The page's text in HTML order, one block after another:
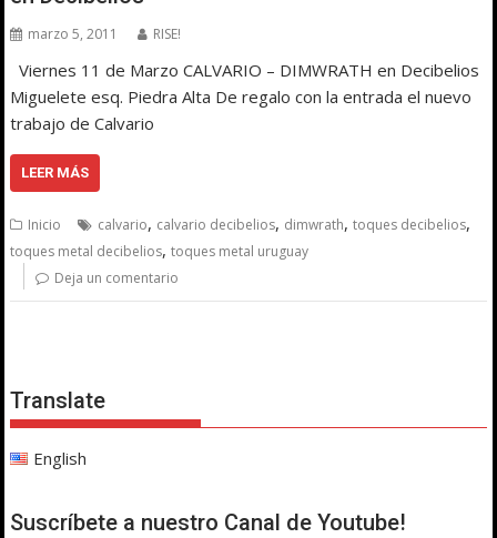
marzo 5, 2011 RISE!
Viernes 11 de Marzo CALVARIO – DIMWRATH en Decibelios
Miguelete esq. Piedra Alta De regalo con la entrada el nuevo
trabajo de Calvario
LEER MÁS
Inicio calvario, calvario decibelios, dimwrath,toques decibelios,
toques metal decibelios,toques metal uruguay
Deja un comentario
Translate
English
Suscríbete a nuestro Canal de Youtube!